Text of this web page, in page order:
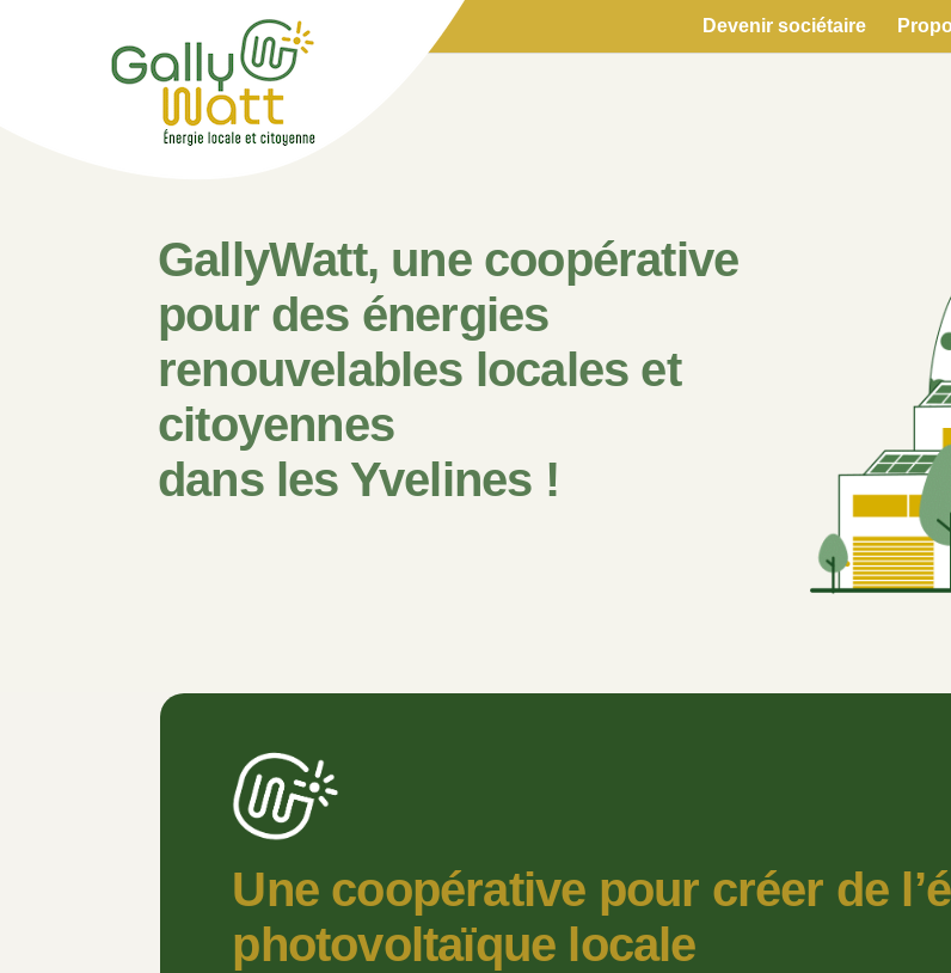
Devenir sociétaire
GallyWatt, une coopérative
pour des énergies
renouvelables locales et
citoyennes
dans les Yvelines !
Une coopérative pour créer de
photovoltaïque locale